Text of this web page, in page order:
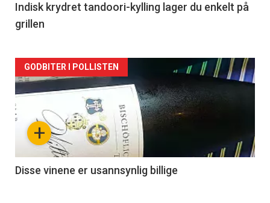
2
Indisk krydret tandoori-kylling lager du enkelt på
grillen
Forsiden
akkurat
nå
3
+
GODBITER I POLLISTEN
Disse vinene er usannsynlig billige